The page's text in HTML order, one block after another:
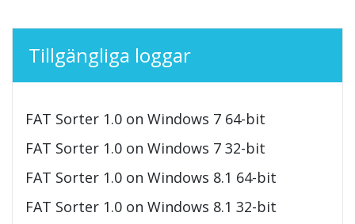
Tillgängliga loggar
FAT Sorter 1.0 on Windows 7 64-bit
FAT Sorter 1.0 on Windows 7 32-bit
FAT Sorter 1.0 on Windows 8.1 64-bit
FAT Sorter 1.0 on Windows 8.1 32-bit